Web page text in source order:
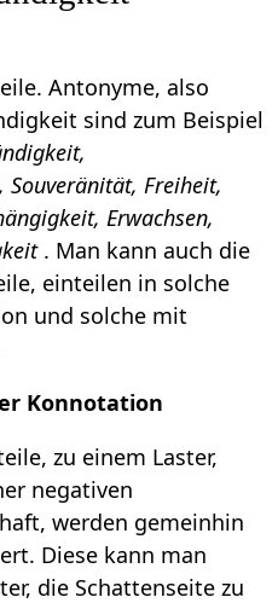
Antonyme, also
sind zum Beispiel
Souveränität, Freiheit,
Erwachsen,
. Man kann auch die
einteilen in solche
und solche mit
Konnotation
zu einem Laster,
negativen
werden gemeinhin
Diese kann man
die Schattenseite zu